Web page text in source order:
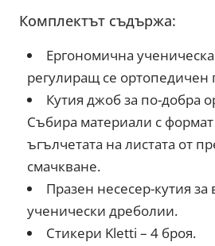
Комплектът съдържа:
Ергономична
регулиращ се ортопедичен
Кутия джоб за по-добра
Събира материали с
ъгълчетата на листата от
смачкване.
Празен несесер-кутия за
ученически дреболии.
Стикери Kletti – 4 броя.